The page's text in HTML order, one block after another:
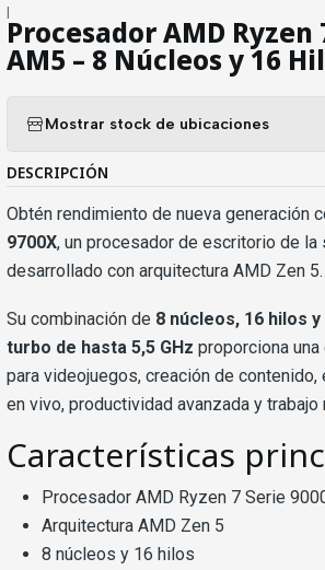
|
Procesador AMD Ryzen
AM5 – 8 Núcleos y 16
Mostrar stock de ubicaciones
DESCRIPCIÓN
Obtén rendimiento de nueva generación
9700X, un procesador de escritorio de la
desarrollado con arquitectura AMD Zen 5.
Su combinación de 8 núcleos, 16 hilos
turbo de hasta 5,5 GHz proporciona
para videojuegos, creación de
en vivo, productividad avanzada y trabajo
Características
Procesador AMD Ryzen 7 Serie
Arquitectura AMD Zen 5
8 núcleos y 16 hilos